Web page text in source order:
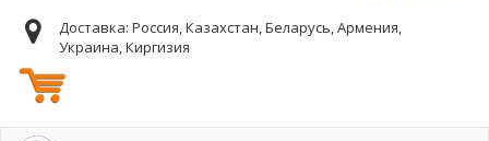
Доставка: Россия, Казахстан, Беларусь, Армения,
Украина, Киргизия